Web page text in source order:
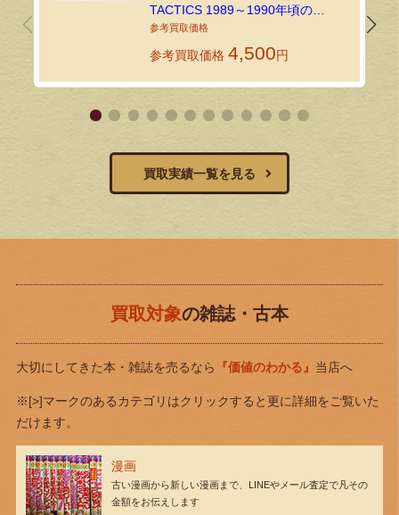
TACTICS 1989～1990年頃の
TRPG・ゲーム雑誌を出張買取しま
した！
参考買取価格 4,500円
買取実績一覧を見る
買取対象の雑誌・古本
大切にしてきた本・雑誌を売るなら 『価値のわかる』 当店へ
※[>]マークのあるカテゴリはクリックすると更に詳細をご覧いた
だけます。
漫画
古い漫画から新しい漫画まで、LINEやメール査定で凡その
金額をお伝えします